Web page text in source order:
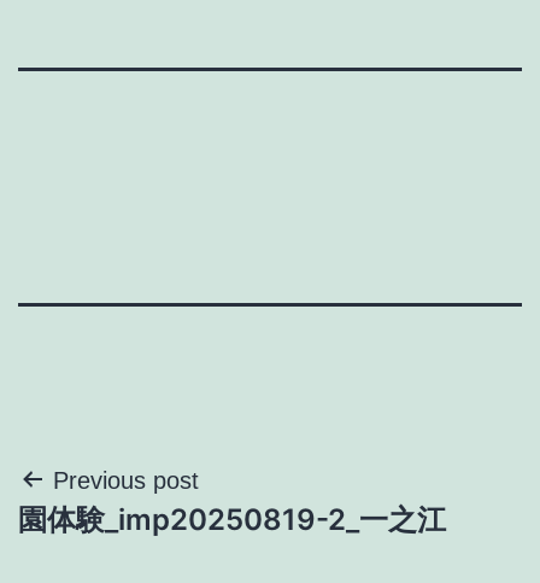
投
稿
Previous post
園体験_imp20250819-2_一之江